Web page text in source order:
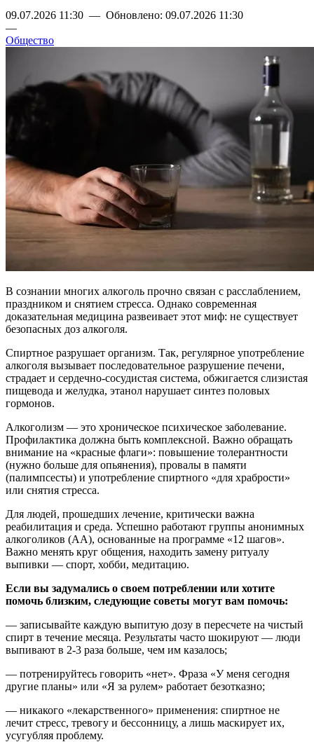
09.07.2026 11:30 — Обновлено: 09.07.2026 11:30
—
Общество
В сознании многих алкоголь прочно связан с расслаблением,
праздником и снятием стресса. Однако современная
доказательная медицина развеивает этот миф: не существует
безопасных доз алкоголя.
Спиртное разрушает организм. Так, регулярное употребление
алкоголя вызывает последовательное разрушение печени,
страдает и сердечно-сосудистая система, обжигается слизистая
пищевода и желудка, этанол нарушает синтез половых
гормонов.
Алкоголизм — это хроническое психическое заболевание.
Профилактика должна быть комплексной. Важно обращать
внимание на «красные флаги»: повышение толерантности
(нужно больше для опьянения), провалы в памяти
(палимпсесты) и употребление спиртного «для храбрости»
или снятия стресса.
Для людей, прошедших лечение, критически важна
реабилитация и среда. Успешно работают группы анонимных
алкоголиков (АА), основанные на программе «12 шагов».
Важно менять круг общения, находить замену ритуалу
выпивки — спорт, хобби, медитацию.
Если вы задумались о своем потреблении или хотите
помочь близким, следующие советы могут вам помочь:
— записывайте каждую выпитую дозу в пересчете на чистый
спирт в течение месяца. Результаты часто шокируют — люди
выпивают в 2-3 раза больше, чем им казалось;
— потренируйтесь говорить «нет». Фраза «У меня сегодня
другие планы» или «Я за рулем» работает безотказно;
— никакого «лекарственного» применения: спиртное не
лечит стресс, тревогу и бессонницу, а лишь маскирует их,
усугубляя проблему.